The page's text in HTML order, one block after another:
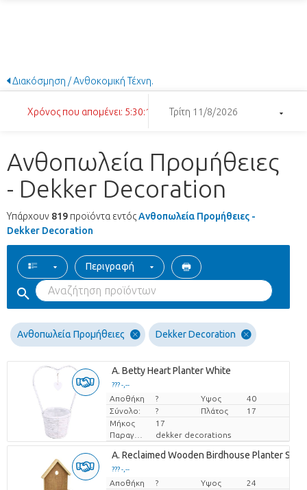
Διακόσμηση / Ανθοκομική Τέχνη.
Χρόνος που απομένει: 5:30:16 Τρίτη 11/8/2026
Ανθοπωλεία Προμήθειες
- Dekker Decoration
Υπάρχουν 819 προϊόντα εντόςΑνθοπωλεία Προμήθειες -
Dekker Decoration
Περιγραφή
Ανθοπωλεία Προμήθειες Dekker Decoration
A. Betty Heart Planter White
??? -,--
Τιμή ανά τεμάχιο
Αποθήκη ? Υψος
40
Σύνολο:
? Πλάτος
17
Μήκος
17
Παραγωγός
dekker decorations
A. Reclaimed Wooden Birdhouse Planter S
??? -,--
Τιμή ανά τεμάχιο
Αποθήκη ? Υψος
24